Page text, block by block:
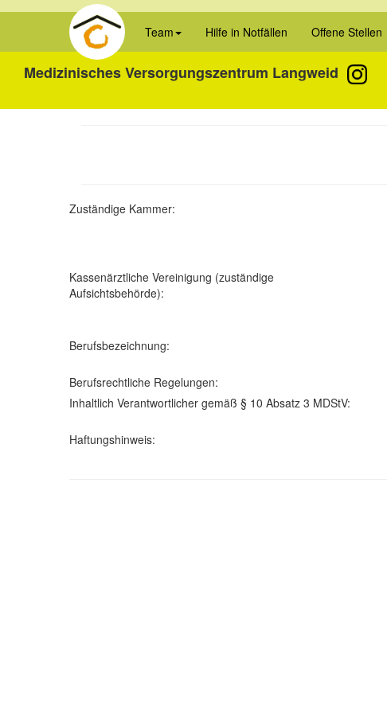
Team Hilfe in Notfällen Offene Stellen
Medizinisches Versorgungszentrum Langweid
Zuständige Kammer:
Kassenärztliche Vereinigung (zuständige
Aufsichtsbehörde):
Berufsbezeichnung:
Berufsrechtliche Regelungen:
Inhaltlich Verantwortlicher gemäß § 10 Absatz 3 MDStV:
Haftungshinweis: